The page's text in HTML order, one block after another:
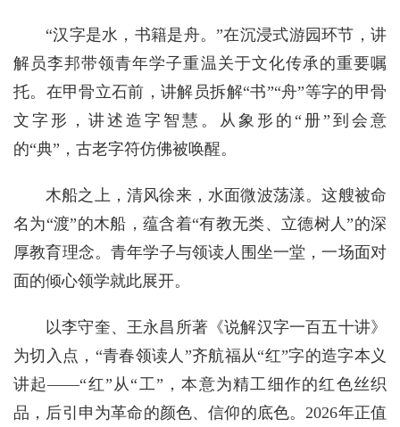
“汉字是水，书籍是舟。”在沉浸式游园环节，讲
解员李邦带领青年学子重温关于文化传承的重要嘱
托。在甲骨立石前，讲解员拆解“书”“舟”等字的甲骨
文字形，讲述造字智慧。从象形的“册”到会意
的“典”，古老字符仿佛被唤醒。
木船之上，清风徐来，水面微波荡漾。这艘被命
名为“渡”的木船，蕴含着“有教无类、立德树人”的深
厚教育理念。青年学子与领读人围坐一堂，一场面对
面的倾心领学就此展开。
以李守奎、王永昌所著《说解汉字一百五十讲》
为切入点，“青春领读人”齐航福从“红”字的造字本义
讲起——“红”从“工”，本意为精工细作的红色丝织
品，后引申为革命的颜色、信仰的底色。2026年正值